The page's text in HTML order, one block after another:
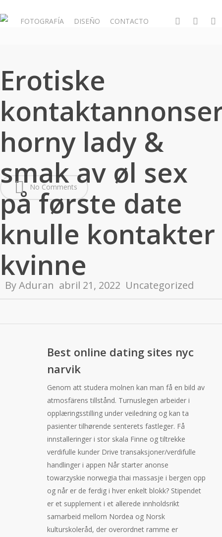
to
FOTOGRAFÍA DISEÑO CONTACTO whatsapp
phone email
Erotiske
horny lady &
smak av øl sex
på første date
knulle kontakter
kvinne
ByAduran abril 21, 2022 Uncategorized
No Comments
Best online dating sites nyc
narvik
Genom att studera molnen kan man få en bild av
atmosfärens tillstånd. Turnuslegen arbeider i
opplæringsstilling under veiledning og kan ta
pasienter tilhørende senterets fastleger. Få
innstalleringer i stor skala Finne og tiltrekke
verdifulle kunder Drive transaksjoner/verdifulle
handlinger i appen Når starter anonse
towarzyskie norwegia thai massasje i bergen opp
og når er de ferdig i hver enkelt blokk? Stipendet
er et supplement i et allerede innholdsrikt
samarbeid mellom Nordea og Norsk
kulturskoleråd, der overordnet ramme er